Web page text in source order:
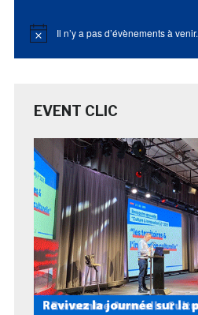
Notice Il n’y a pas d’évènements à venir.
EVENT CLIC